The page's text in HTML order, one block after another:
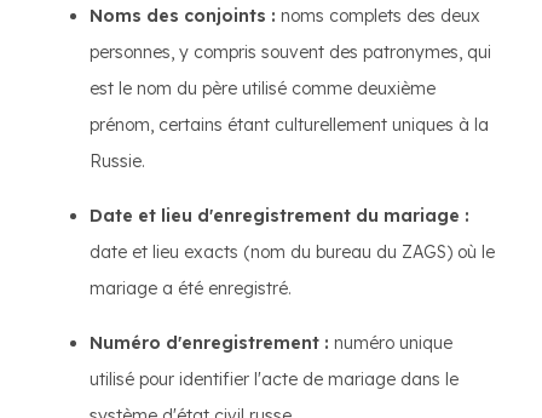
Noms des conjoints : noms complets des deux
personnes, y compris souvent des patronymes, qui
est le nom du père utilisé comme deuxième
prénom, certains étant culturellement uniques à la
Russie.
Date et lieu d'enregistrement du mariage :
date et lieu exacts (nom du bureau du ZAGS) où le
mariage a été enregistré.
Numéro d'enregistrement : numéro unique
utilisé pour identifier l'acte de mariage dans le